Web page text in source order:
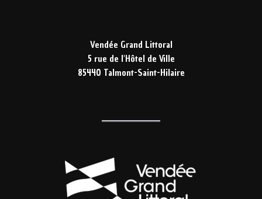
Vendée Grand Littoral
5 rue de l'Hôtel de Ville
85440 Talmont-Saint-Hilaire